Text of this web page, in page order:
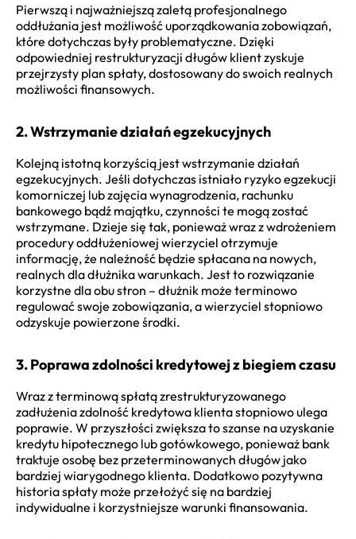
Pierwszą i najważniejszą zaletą profesjonalnego
oddłużania jest możliwość uporządkowania zobowiązań,
które dotychczas były problematyczne. Dzięki
odpowiedniej restrukturyzacji długów klient zyskuje
przejrzysty plan spłaty, dostosowany do swoich realnych
możliwości finansowych.
2. Wstrzymanie działań egzekucyjnych
Kolejną istotną korzyścią jest wstrzymanie działań
egzekucyjnych. Jeśli dotychczas istniało ryzyko egzekucji
komorniczej lub zajęcia wynagrodzenia, rachunku
bankowego bądź majątku, czynności te mogą zostać
wstrzymane. Dzieje się tak, ponieważ wraz z wdrożeniem
procedury oddłużeniowej wierzyciel otrzymuje
informację, że należność będzie spłacana na nowych,
realnych dla dłużnika warunkach. Jest to rozwiązanie
korzystne dla obu stron – dłużnik może terminowo
regulować swoje zobowiązania, a wierzyciel stopniowo
odzyskuje powierzone środki.
3. Poprawa zdolności kredytowej z biegiem czasu
Wraz z terminową spłatą zrestrukturyzowanego
zadłużenia zdolność kredytowa klienta stopniowo ulega
poprawie. W przyszłości zwiększa to szanse na uzyskanie
kredytu hipotecznego lub gotówkowego, ponieważ bank
traktuje osobę bez przeterminowanych długów jako
bardziej wiarygodnego klienta. Dodatkowo pozytywna
historia spłaty może przełożyć się na bardziej
indywidualne i korzystniejsze warunki finansowania.